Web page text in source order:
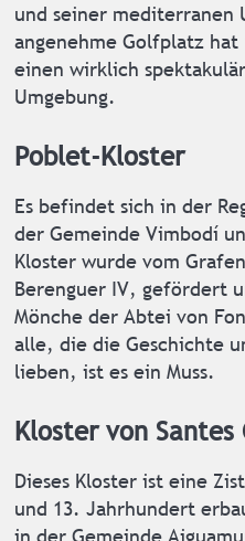
und seiner mediterranen
angenehme Golfplatz hat
einen wirklich
Umgebung.
Poblet-Kloster
Es befindet sich in der
der Gemeinde Vimbodí
Kloster wurde vom
Berenguer IV, gefördert
Mönche der Abtei von
alle, die die Geschichte
lieben, ist es ein Muss.
Kloster von Santes
Dieses Kloster ist eine
und 13. Jahrhundert